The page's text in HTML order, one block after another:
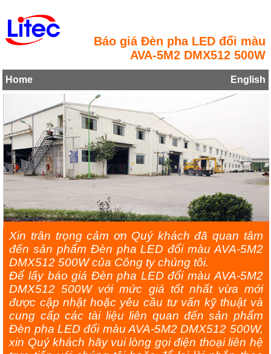
Báo giá Đèn pha LED đổi màu
AVA-5M2 DMX512 500W
Home English
Xin trân trọng cảm ơn Quý khách đã quan tâm
đến sản phẩm Đèn pha LED đổi màu AVA-5M2
DMX512 500W của Công ty chúng tôi.
Để lấy báo giá Đèn pha LED đổi màu AVA-5M2
DMX512 500W với mức giá tốt nhất vừa mới
được cập nhật hoặc yêu cầu tư vấn kỹ thuật và
cung cấp các tài liệu liên quan đến sản phẩm
Đèn pha LED đổi màu AVA-5M2 DMX512 500W,
xin Quý khách hãy vui lòng gọi điện thoại liên hệ